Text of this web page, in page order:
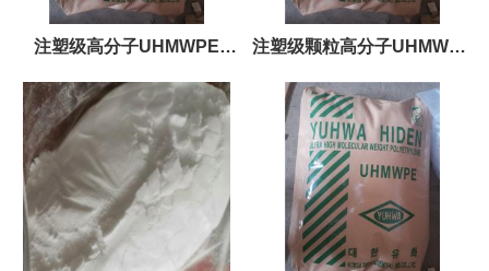
注塑级高分子UHMWPE
1702 耐磨高分子
注塑级颗粒高分子UHMWPE
4130